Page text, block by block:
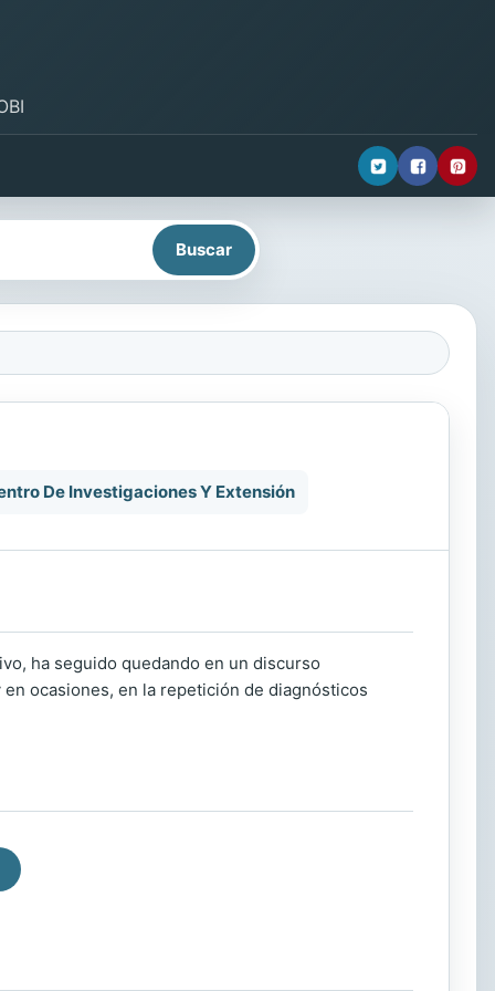
De Investigaciones Y Extensión
ha seguido quedando en un discurso
ocasiones, en la repetición de diagnósticos